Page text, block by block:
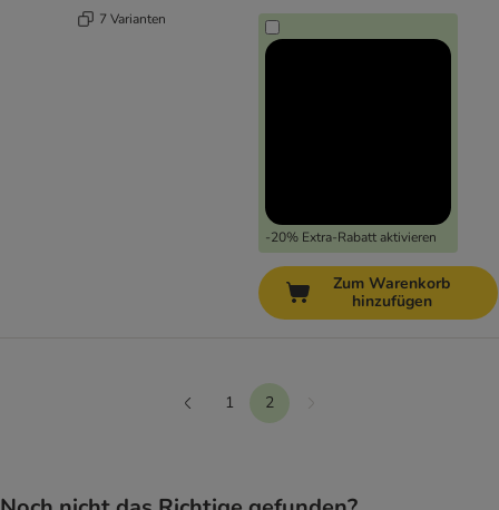
7 Varianten
-20% Extra-Rabatt aktivieren
Zum Warenkorb
hinzufügen
1 2 Weiter